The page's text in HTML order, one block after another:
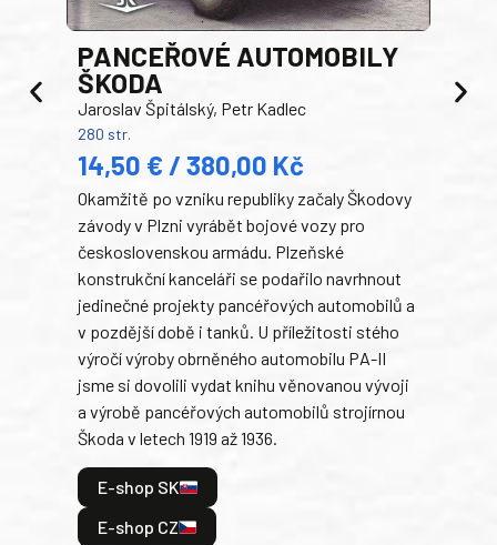
PANCEŘOVÉ AUTOMOBILY
ŠKODA
Jaroslav Špitálský, Petr Kadlec
280 str.
14,50 € / 380,00 Kč
Okamžitě po vzniku republiky začaly Škodovy
závody v Plzni vyrábět bojové vozy pro
československou armádu. Plzeňské
konstrukční kanceláři se podařilo navrhnout
jedinečné projekty pancéřových automobilů a
v pozdější době i tanků. U příležitosti stého
výročí výroby obrněného automobilu PA-II
jsme si dovolili vydat knihu věnovanou vývoji
a výrobě pancéřových automobilů strojírnou
Škoda v letech 1919 až 1936.
E-shop SK
E-shop CZ